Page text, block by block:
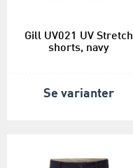
Gill UV021 UV Stretch
shorts, navy
Se varianter